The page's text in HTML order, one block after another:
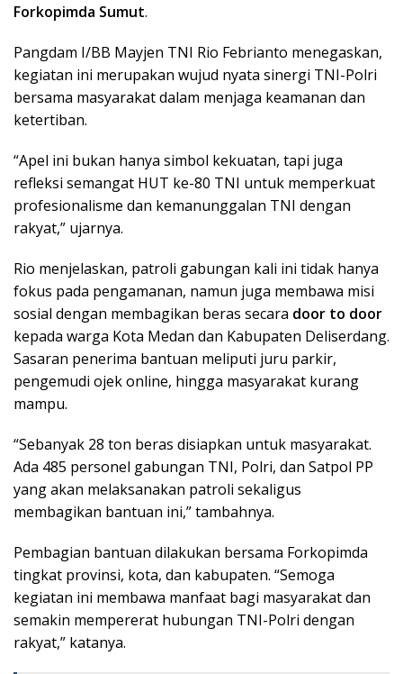
Forkopimda Sumut.
Pangdam I/BB Mayjen TNI Rio Febrianto menegaskan,
kegiatan ini merupakan wujud nyata sinergi TNI-Polri
bersama masyarakat dalam menjaga keamanan dan
ketertiban.
“Apel ini bukan hanya simbol kekuatan, tapi juga
refleksi semangat HUT ke-80 TNI untuk memperkuat
profesionalisme dan kemanunggalan TNI dengan
rakyat,” ujarnya.
Rio menjelaskan, patroli gabungan kali ini tidak hanya
fokus pada pengamanan, namun juga membawa misi
sosial dengan membagikan beras secara door to door
kepada warga Kota Medan dan Kabupaten Deliserdang.
Sasaran penerima bantuan meliputi juru parkir,
pengemudi ojek online, hingga masyarakat kurang
mampu.
“Sebanyak 28 ton beras disiapkan untuk masyarakat.
Ada 485 personel gabungan TNI, Polri, dan Satpol PP
yang akan melaksanakan patroli sekaligus
membagikan bantuan ini,” tambahnya.
Pembagian bantuan dilakukan bersama Forkopimda
tingkat provinsi, kota, dan kabupaten. “Semoga
kegiatan ini membawa manfaat bagi masyarakat dan
semakin mempererat hubungan TNI-Polri dengan
rakyat,” katanya.